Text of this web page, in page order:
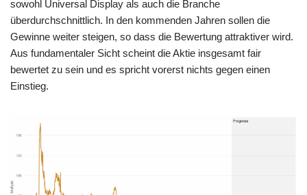
sowohl Universal Display als auch die Branche
überdurchschnittlich. In den kommenden Jahren sollen die
Gewinne weiter steigen, so dass die Bewertung attraktiver wird.
Aus fundamentaler Sicht scheint die Aktie insgesamt fair
bewertet zu sein und es spricht vorerst nichts gegen einen
Einstieg.